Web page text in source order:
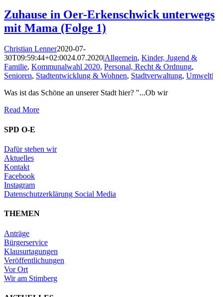
Zuhause in Oer-Erkenschwick unterwegs
mit Mama (Folge 1)
Christian Lenner2020-07-
30T09:59:44+02:0024.07.2020|Allgemein, Kinder, Jugend &
Familie, Kommunalwahl 2020, Personal, Recht & Ordnung,
Senioren, Stadtentwicklung & Wohnen, Stadtverwaltung, Umwelt|
Was ist das Schöne an unserer Stadt hier? "...Ob wir
Read More
SPD O-E
Dafür stehen wir
Aktuelles
Kontakt
Facebook
Instagram
Datenschutzerklärung Social Media
THEMEN
Anträge
Bürgerservice
Klausurtagungen
Veröffentlichungen
Vor Ort
Wir am Stimberg